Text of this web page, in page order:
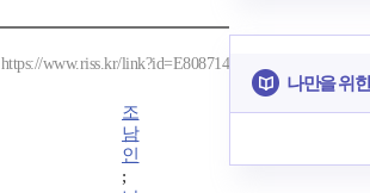
https://www.riss.kr/link?id=E808714
조
남
인
;
나만을 위